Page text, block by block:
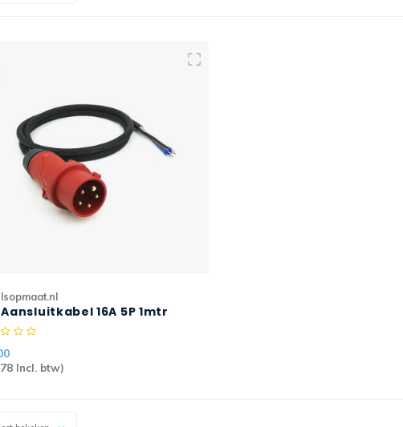
Aansluitkabel 16A 5P 1mtr
H07RN-F PRO
Incl. btw)